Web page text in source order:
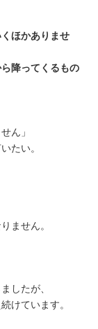
ほかありませ
降ってくるもの
ん」
たい。
ません。
したが、
けています。